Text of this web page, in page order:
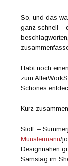
So, und das
ganz schnell –
Habt noch
zum
Schönes
Kurz
Stoff: –
Münstermann/
Designnähen
Samstag im